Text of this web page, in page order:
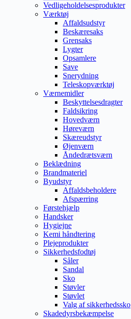
Vedligeholdelsesprodukter
Værktøj
Affaldsudstyr
Beskæresaks
Grensaks
Lygter
Opsamlere
Save
Snerydning
Teleskopværktøj
Værnemidler
Beskyttelsesdragter
Faldsikring
Hovedværn
Høreværn
Skæreudstyr
Øjenværn
Åndedrætsværn
Beklædning
Brandmateriel
Byudstyr
Affaldsbeholdere
Afspærring
Førstehjælp
Handsker
Hygiejne
Kemi håndtering
Plejeprodukter
Sikkerhedsfodtøj
Såler
Sandal
Sko
Støvler
Støvlet
Valg af sikkerhedssko
Skadedyrsbekæmpelse